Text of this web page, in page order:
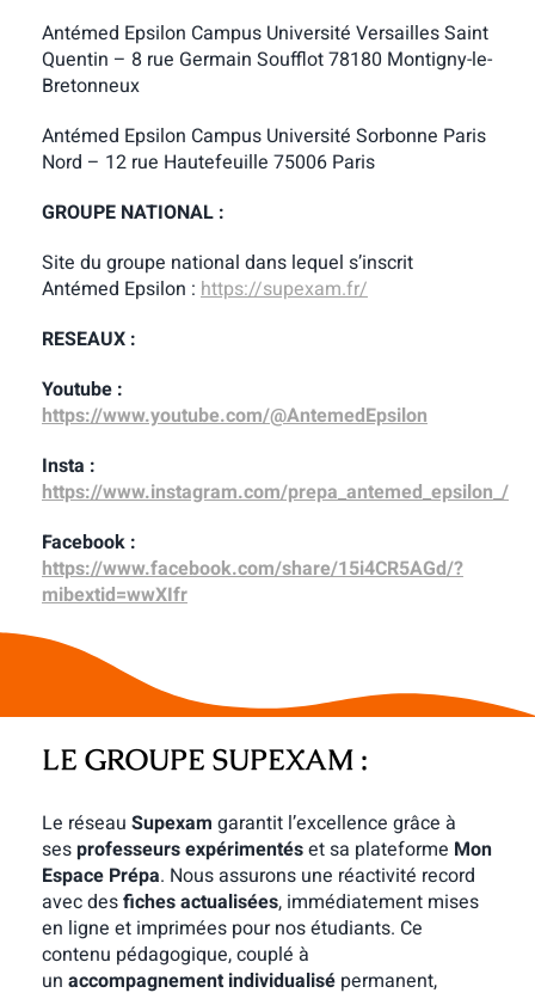
Antémed Epsilon Campus Université Versailles Saint
Quentin – 8 rue Germain Soufflot 78180 Montigny-le-
Bretonneux
Antémed Epsilon Campus Université Sorbonne Paris
Nord – 12 rue Hautefeuille 75006 Paris
GROUPE NATIONAL :
Site du groupe national dans lequel s’inscrit
Antémed Epsilon : https://supexam.fr/
RESEAUX :
Youtube :
https://www.youtube.com/@AntemedEpsilon
Insta :
https://www.instagram.com/prepa_antemed_epsilon_/
Facebook :
https://www.facebook.com/share/15i4CR5AGd/?
mibextid=wwXIfr
LE GROUPE SUPEXAM :
Le réseau Supexam garantit l’excellence grâce à
sesprofesseurs expérimentéset sa plateforme Mon
Espace Prépa. Nous assurons une réactivité record
avec desfiches actualisées, immédiatement mises
en ligne et imprimées pour nos étudiants. Ce
contenu pédagogique, couplé à
un accompagnement individualisépermanent,